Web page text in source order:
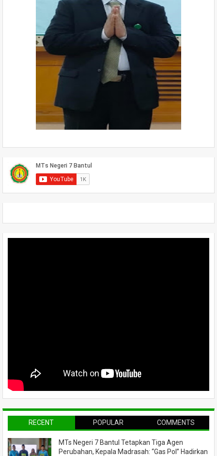
RECENT POPULAR COMMENTS
MTs Negeri 7 Bantul Tetapkan Tiga Agen
Perubahan, Kepala Madrasah: “Gas Pol” Hadirkan